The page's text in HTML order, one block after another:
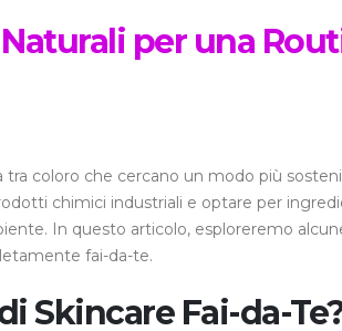
per una
coloro che cercano un modo più
chimici industriali e optare per
In questo articolo, esploreremo
fai-da-te.
Skincare Fai-da-